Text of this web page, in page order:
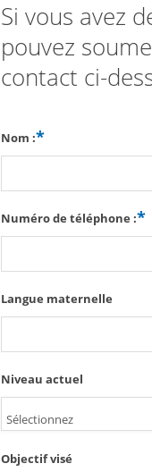
Si vous avez
pouvez
contact ci-
Nom :
Numéro de téléphone :
Langue maternelle
Niveau actuel
Sélectionnez
Objectif visé